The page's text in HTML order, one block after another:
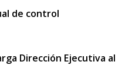
de control
Dirección Ejecutiva al